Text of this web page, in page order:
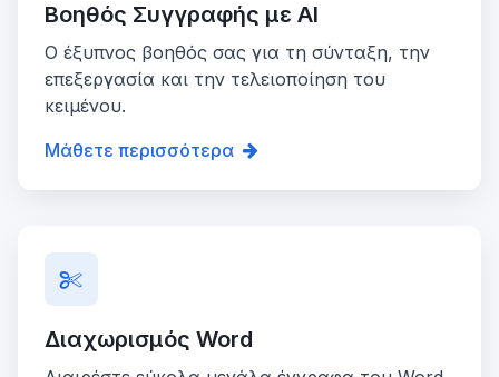
Βοηθός Συγγραφής με AI
Ο έξυπνος βοηθός σας για τη σύνταξη, την
επεξεργασία και την τελειοποίηση του
κειμένου.
Μάθετε περισσότερα
Διαχωρισμός Word